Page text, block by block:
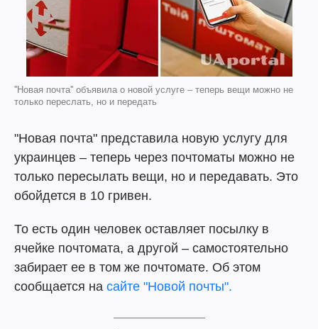
''Новая почта'' объявила о новой услуге – теперь вещи можно не
только переслать, но и передать
"Новая почта" представила новую услугу для
украинцев – теперь через почтоматы можно не
только пересылать вещи, но и передавать. Это
обойдется в 10 гривен.
То есть один человек оставляет посылку в
ячейке почтомата, а другой – самостоятельно
забирает ее в том же почтомате. Об этом
сообщается на сайте "Новой почты".